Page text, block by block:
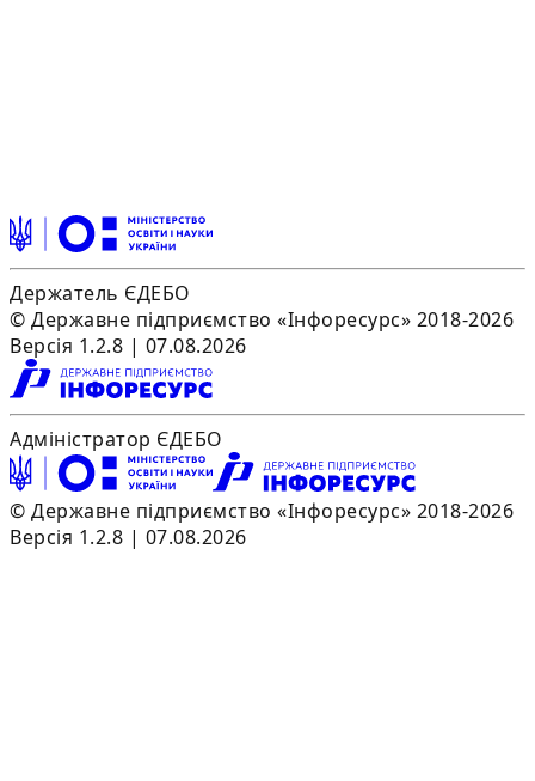
Держатель ЄДЕБО
© Державне підприємство «Інфоресурс» 2018-2026
Версія 1.2.8 | 07.08.2026
Адміністратор ЄДЕБО
© Державне підприємство «Інфоресурс» 2018-2026
Версія 1.2.8 | 07.08.2026